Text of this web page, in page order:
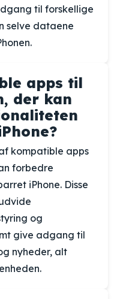
til forskellige
selve dataene
apps til
der kan
kompatible apps
forbedre
iPhone. Disse
og
give adgang til
nyheder, alt